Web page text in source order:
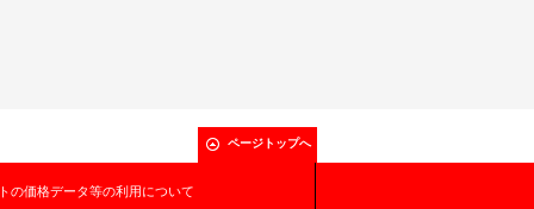
ページトップへ
の価格データ等の利用について